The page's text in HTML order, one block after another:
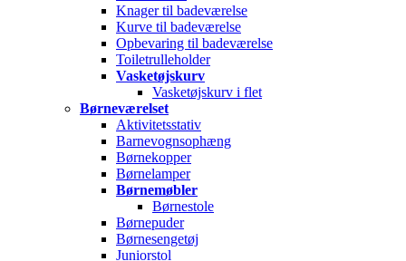
Knager til badeværelse
Kurve til badeværelse
Opbevaring til badeværelse
Toiletrulleholder
Vasketøjskurv
Vasketøjskurv i flet
Børneværelset
Aktivitetsstativ
Barnevognsophæng
Børnekopper
Børnelamper
Børnemøbler
Børnestole
Børnepuder
Børnesengetøj
Juniorstol